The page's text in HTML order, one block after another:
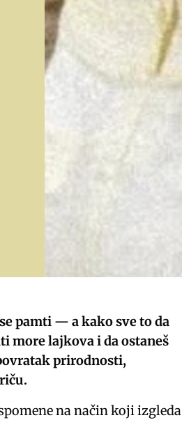
pamti — a kako sve to da
more lajkova i da ostaneš
prirodnosti,
na način koji izgleda